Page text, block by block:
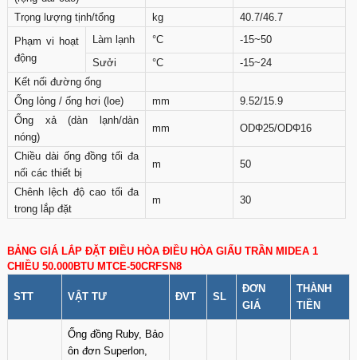
Trọng lượng tịnh/tổng
kg
40.7/46.7
Phạm vi hoạt
động
Làm lạnh °C
-15~50
Sưởi
°C
-15~24
Kết nối đường ống
Ống lỏng / ống hơi (loe)
mm
9.52/15.9
Ống xả (dàn lạnh/dàn
nóng)
mm ODΦ25/ODΦ16
Chiều dài ống đồng tối đa
nối các thiết bị
m 50
Chênh lệch độ cao tối đa
trong lắp đặt
m 30
BẢNG GIÁ LẮP ĐẶT ĐIỀU HÒA ĐIỀU HÒA GIẤU TRẦN MIDEA 1
CHIỀU 50.000BTU MTCE-50CRFSN8
STT VẬT TƯ ĐVT SL
ĐƠN
GIÁ
THÀNH
TIỀN
Ống đồng Ruby, Bảo
ôn đơn Superlon,